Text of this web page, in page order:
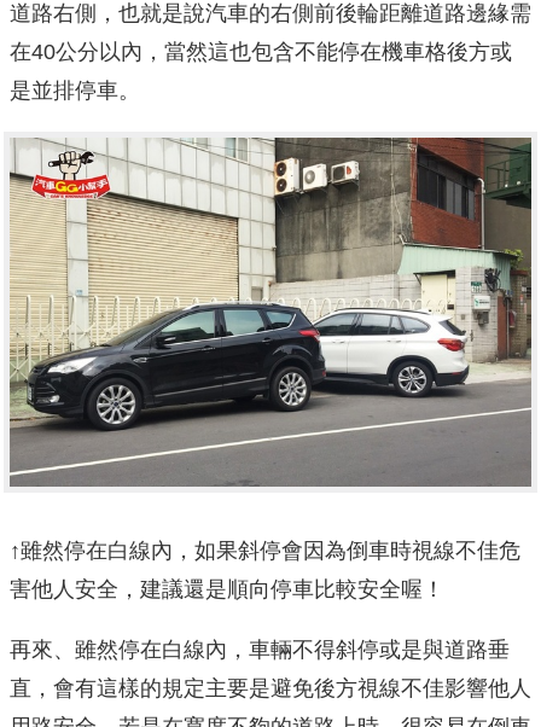
道路右側，也就是說汽車的右側前後輪距離道路邊緣需
在40公分以內，當然這也包含不能停在機車格後方或
是並排停車。
↑雖然停在白線內，如果斜停會因為倒車時視線不佳危
害他人安全，建議還是順向停車比較安全喔！
再來、雖然停在白線內，車輛不得斜停或是與道路垂
直，會有這樣的規定主要是避免後方視線不佳影響他人